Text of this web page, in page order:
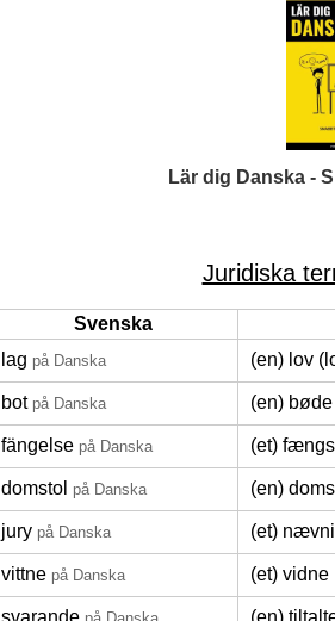
Lär dig Danska -
Juridiska
Svenska
lag på Danska (en) lov
bot på Danska (en)
fängelse på Danska (et)
domstol på Danska (en)
jury på Danska (et)
vittne på Danska (et) vidne
svarande (en)